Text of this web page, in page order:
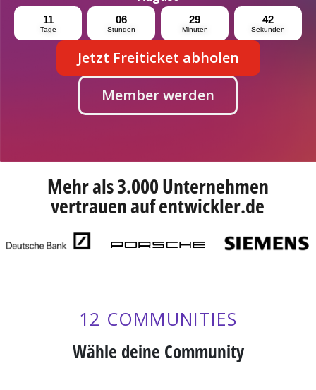
11
Tage
06
Stunden
29
Minuten
40
Sekunden
Jetzt Freiticket abholen
Member werden
Mehr als 3.000 Unternehmen
vertrauen auf entwickler.de
12 COMMUNITIES
Wähle deine Community